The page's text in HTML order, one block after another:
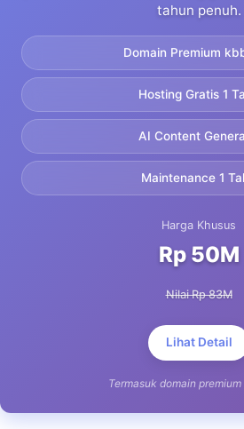
tahun penuh.
Domain Premium
Hosting Gratis 1
AI Content
Maintenance 1
Harga Khusus
Rp 50M
Nilai Rp 83M
Lihat Detail
Termasuk domain